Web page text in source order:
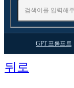
GPT 프롬프트
뒤로